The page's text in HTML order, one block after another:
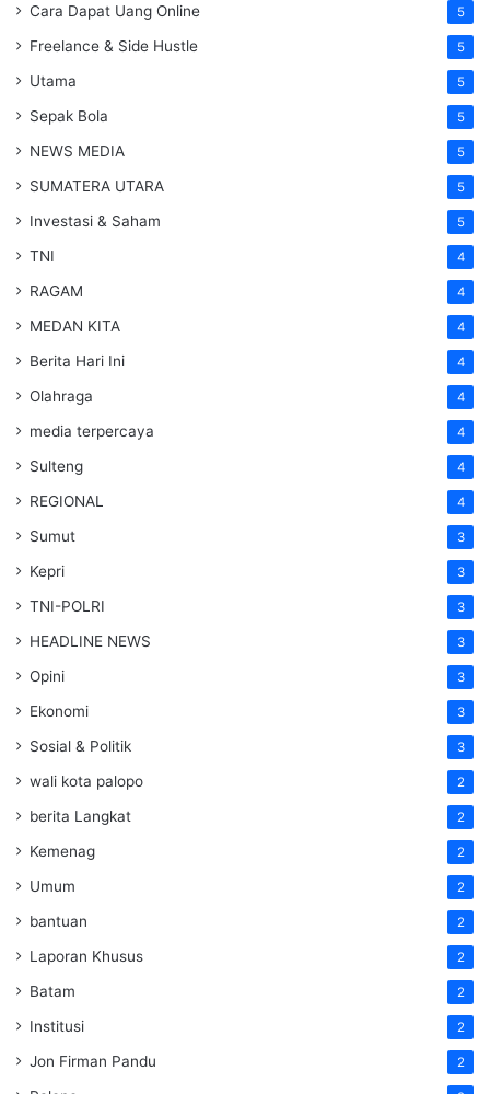
Cara Dapat Uang Online 5
Freelance & Side Hustle 5
Utama 5
Sepak Bola 5
NEWS MEDIA 5
SUMATERA UTARA 5
Investasi & Saham 5
TNI 4
RAGAM 4
MEDAN KITA 4
Berita Hari Ini 4
Olahraga 4
media terpercaya 4
Sulteng 4
REGIONAL 4
Sumut 3
Kepri 3
TNI-POLRI 3
HEADLINE NEWS 3
Opini 3
Ekonomi 3
Sosial & Politik 3
wali kota palopo 2
berita Langkat 2
Kemenag 2
Umum 2
bantuan 2
Laporan Khusus 2
Batam 2
Institusi 2
Jon Firman Pandu 2